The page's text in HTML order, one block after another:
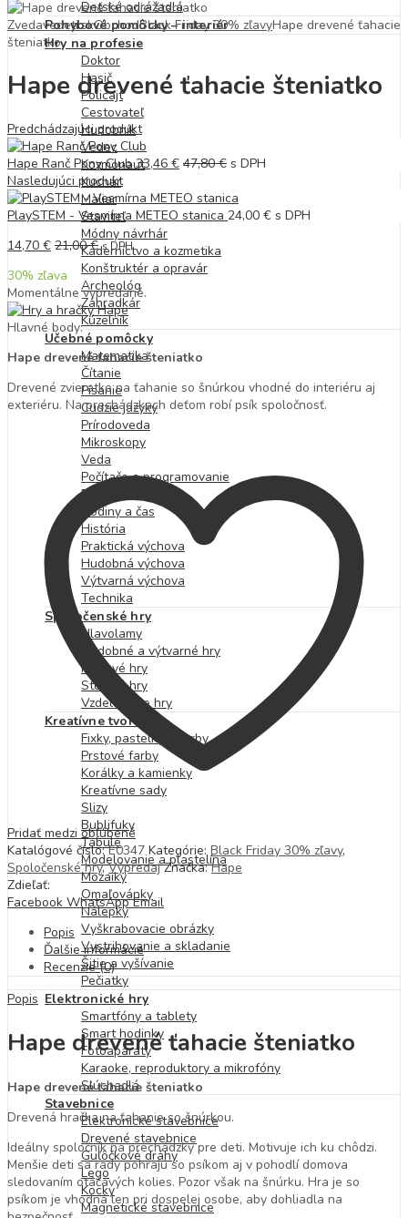
Detské odrážadlá
Pohybové pomôcky – interiér
Hry na profesie
Doktor
Hasič
Policajt
Cestovateľ
Hudobník
Vedec
Kozmonaut
Kuchár
Maliar
Staviteľ
Módny návrhár
Kaderníctvo a kozmetika
Konštruktér a opravár
Archeológ
Záhradkár
Kúzelník
Učebné pomôcky
Matematika
Čítanie
Písanie
Cudzie jazyky
Prírodoveda
Mikroskopy
Veda
Počítače a programovanie
Robotika
Hodiny a čas
História
Praktická výchova
Hudobná výchova
Výtvarná výchova
Technika
Spoločenské hry
Hlavolamy
Hudobné a výtvarné hry
Kartové hry
Stolové hry
Vzdelávacie hry
Kreatívne tvorenie
Fixky, pastelky a farby
Prstové farby
Korálky a kamienky
Kreatívne sady
Slizy
Bublifuky
Tabule
Modelovanie a plastelína
Mozaiky
Omaľovánky
Nálepky
Vyškrabovacie obrázky
Vystrihovanie a skladanie
Šitie a vyšívanie
Pečiatky
Elektronické hry
Smartfóny a tablety
Smart hodinky
Fotoaparáty
Karaoke, reproduktory a mikrofóny
Slúchadlá
Stavebnice
Elektronické stavebnice
Drevené stavebnice
Guľôčkové dráhy
Lego
Kocky
Magnetické stavebnice
Zvedavedeti.skObchodBlack Friday 30% zľavyHape drevené ťahacie
šteniatko
Hape drevené ťahacie šteniatko
Predchádzajúci produkt
Hape Ranč Pony Club33,46 € 47,80€ s DPH
Nasledujúci produkt
PlaySTEM - Vesmírna METEO stanica 24,00 € s DPH
14,70 € 21,00€ s DPH
30% zľava
Momentálne vypredané.
Hlavné body:
Hape drevené ťahacie šteniatko
Drevené zvieratko na ťahanie so šnúrkou vhodné do interiéru aj
exteriéru. Na prechádzkach deťom robí psík spoločnosť.
Pridať medzi obľúbené
Katalógové číslo:E0347 Kategórie: Black Friday 30% zľavy,
Spoločenské hry,Výpredaj Značka:Hape
Zdieľať:
Facebook WhatsApp Email
Popis
Ďalšie informácie
Recenzie (0)
Popis
Hape drevené ťahacie šteniatko
Hape drevené ťahacie šteniatko
Drevená hračka na ťahanie so šnúrkou.
Ideálny spoločník na prechádzky pre deti. Motivuje ich ku chôdzi.
Menšie deti sa rady pohrajú so psíkom aj v pohodlí domova
sledovaním otáčavých kolies. Pozor však na šnúrku. Hra je so
psíkom je vhodná len pri dospelej osobe, aby dohliadla na